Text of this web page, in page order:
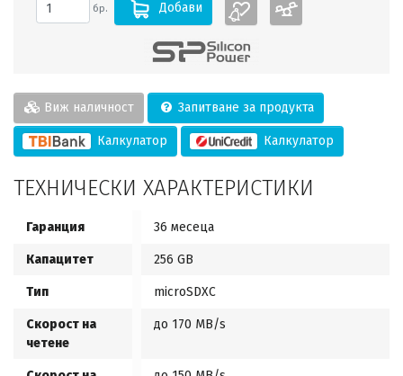
бр. Добави
Виж наличност Запитване за продукта
Калкулатор Калкулатор
ТЕХНИЧЕСКИ ХАРАКТЕРИСТИКИ
Гаранция 36 месеца
Капацитет 256 GB
Тип microSDXC
Скорост на
четене
до 170 MB/s